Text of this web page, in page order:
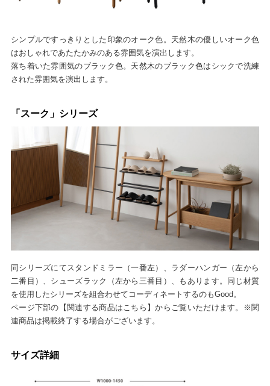
シンプルですっきりとした印象のオーク色。天然木の優しいオーク色
はおしゃれであたたかみのある雰囲気を演出します。
落ち着いた雰囲気のブラック色。天然木のブラック色はシックで洗練
された雰囲気を演出します。
「スーク」シリーズ
同シリーズにてスタンドミラー（一番左）、ラダーハンガー（左から
二番目）、シューズラック（左から三番目）、もあります。同じ材質
を使用したシリーズを組合わせてコーディネートするのもGood。
ページ下部の【関連する商品はこちら】からご覧いただけます。※関
連商品は掲載終了する場合がございます。
サイズ詳細